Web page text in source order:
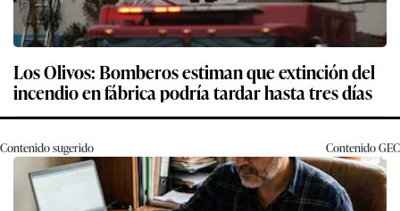
Los Olivos: Bomberos estiman que extinción del
incendio en fábrica podría tardar hasta tres días
Contenido sugerido ContenidoGEC